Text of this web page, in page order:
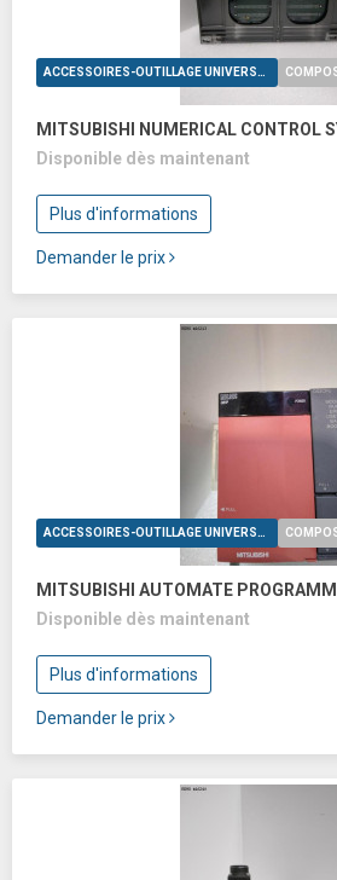
ACCESSOIRES-OUTILLAGE UNIVERSELS
MITSUBISHI NUMERICAL CONTROL
Disponible dès maintenant
Plus d'informations
Demander le prix
ACCESSOIRES-OUTILLAGE UNIVERSELS
MITSUBISHI AUTOMATE
Disponible dès maintenant
Plus d'informations
Demander le prix